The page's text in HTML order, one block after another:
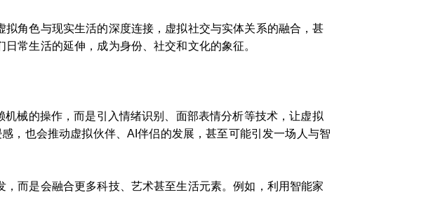
角色与现实生活的深度连接，虚拟社交与实体关系的融合，甚
常生活的延伸，成为身份、社交和文化的象征。
械的操作，而是引入情绪识别、面部表情分析等技术，让虚拟
，也会推动虚拟伙伴、AI伴侣的发展，甚至可能引发一场人与智
而是会融合更多科技、艺术甚至生活元素。例如，利用智能家